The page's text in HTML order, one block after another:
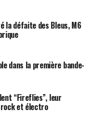
la défaite des Bleus, M6
dans la première bande-
“Fireflies”, leur
et électro